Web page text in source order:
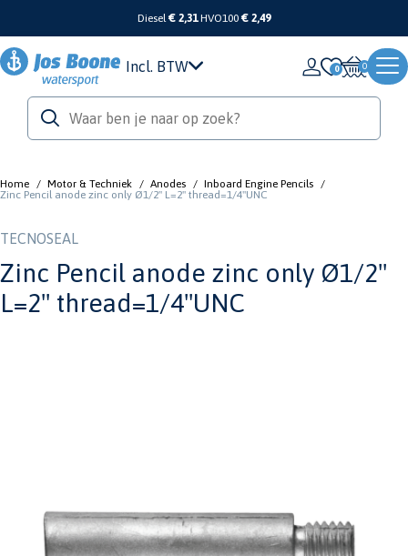
Diesel€ 2,31 HVO100 € 2,49
Incl. BTW 0
Home / Motor & Techniek / Anodes / Inboard Engine Pencils /
Zinc Pencil anode zinc only Ø1/2'' L=2'' thread=1/4''UNC
TECNOSEAL
Zinc Pencil anode zinc only Ø1/2''
L=2'' thread=1/4''UNC